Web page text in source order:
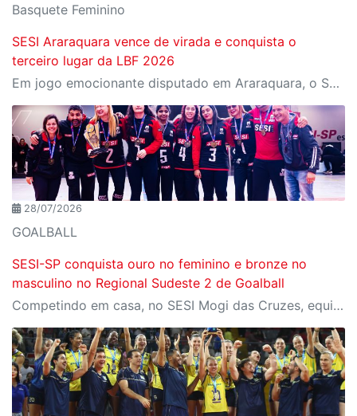
Basquete Feminino
SESI Araraquara vence de virada e conquista o
terceiro lugar da LBF 2026
Em jogo emocionante disputado em Araraquara, o SESI Araraquara Basquete superou um déficit de quase 20 pontos, contou com o apoio massivo da torcida e derrotou o Cerrado BRB por 77 a 71, conquistando o terceiro lugar da LBF Loterias Caixa 2026
28/07/2026
GOALBALL
SESI-SP conquista ouro no feminino e bronze no
masculino no Regional Sudeste 2 de Goalball
Competindo em casa, no SESI Mogi das Cruzes, equipes do SESI-SP encerram a competição com duas medalhas e reforçam a tradição da instituição entre as principais forças do goalball brasileiro.